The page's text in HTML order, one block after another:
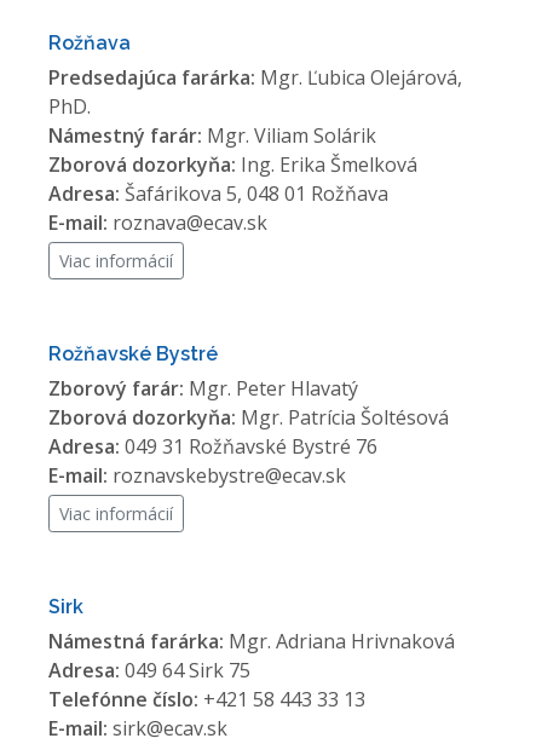
Rožňava
Predsedajúca farárka: Mgr. Ľubica Olejárová,
PhD.
Námestný farár: Mgr. Viliam Solárik
Zborová dozorkyňa: Ing. Erika Šmelková
Adresa: Šafárikova 5, 048 01 Rožňava
E-mail: roznava@ecav.sk
Viac informácií
Rožňavské Bystré
Zborový farár: Mgr. Peter Hlavatý
Zborová dozorkyňa: Mgr. Patrícia Šoltésová
Adresa: 049 31 Rožňavské Bystré 76
E-mail: roznavskebystre@ecav.sk
Viac informácií
Sirk
Námestná farárka: Mgr. Adriana Hrivnaková
Adresa: 049 64 Sirk 75
Telefónne číslo: +421 58 443 33 13
E-mail: sirk@ecav.sk